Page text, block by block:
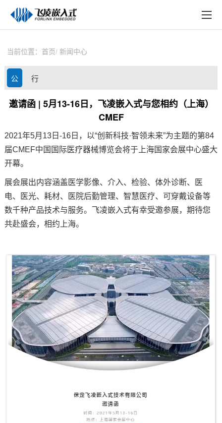
技术与支持
在线文档
方案定制
关于飞凌
淘宝商城
新闻中心
在线购买
当前位置： 首页 新闻中心
公
司
态
行
业
讯
邀请函 | 5月13-16日，飞凌嵌入式与您相约（上海）
CMEF
2021年5月13日-16日，以“创新科技·智领未来”为主题的第84
届CMEF中国国际医疗器械博览会将于上海国家会展中心盛大
开幕。
展会展出内容涵盖医学影像、介入、检验、体外诊断、医
电、医光、耗材、医院后勤管理、智慧医疗、可穿戴设备等
数千种产品技术与服务。 飞凌嵌入式有幸受邀参展，期待您
共赴盛会，相约上海。